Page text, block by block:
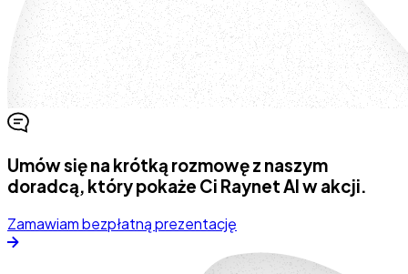
Umów się na krótką rozmowę z naszym
doradcą, który pokaże Ci Raynet AI w akcji.
Zamawiam bezpłatną prezentację